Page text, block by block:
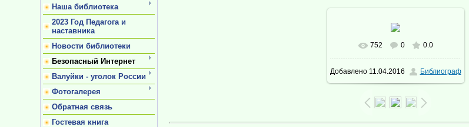
Наша библиотека
2023 Год Педагога и
наставника
Новости библиотеки
Безопасный Интернет
Валуйки - уголок России
Фотогалерея
Обратная связь
Гостевая книга
В реальном размере 1024x683
163.0Kb
752 0 0.0
Добавлено11.04.2016 Библиограф